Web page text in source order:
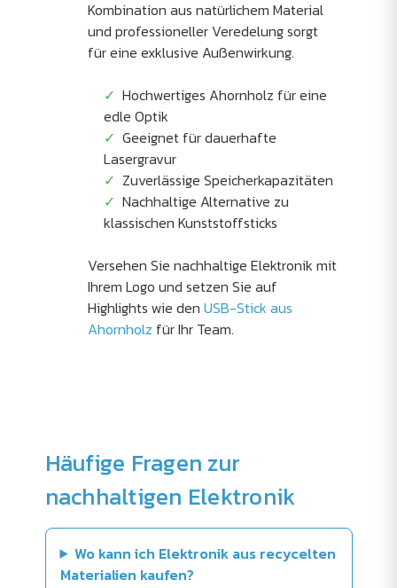
Kombination aus natürlichem Material
und professioneller Veredelung sorgt
für eine exklusive Außenwirkung.
Hochwertiges Ahornholz für eine
edle Optik
Geeignet für dauerhafte
Lasergravur
Zuverlässige Speicherkapazitäten
Nachhaltige Alternative zu
klassischen Kunststoffsticks
Versehen Sie nachhaltige Elektronik mit
Ihrem Logo und setzen Sie auf
Highlights wie den USB-Stick aus
Ahornholz für Ihr Team.
Häufige Fragen zur
nachhaltigen Elektronik
Wo kann ich Elektronik aus recycelten
Materialien kaufen?